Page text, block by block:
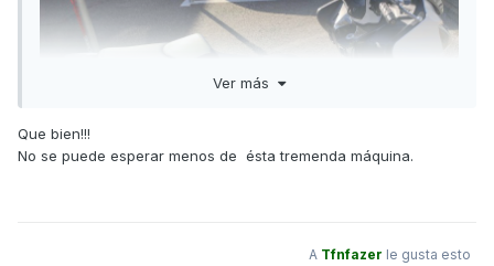
Ver más
Que bien!!!
No se puede esperar menos de ésta tremenda máquina.
A Tfnfazer le gusta esto